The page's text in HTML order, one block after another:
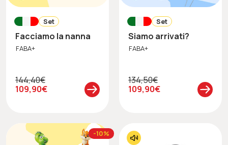
Set
Facciamo la nanna
FABA+
109,90€
144,40€
Set
Siamo arrivati?
FABA+
109,90€
134,50€
-10%